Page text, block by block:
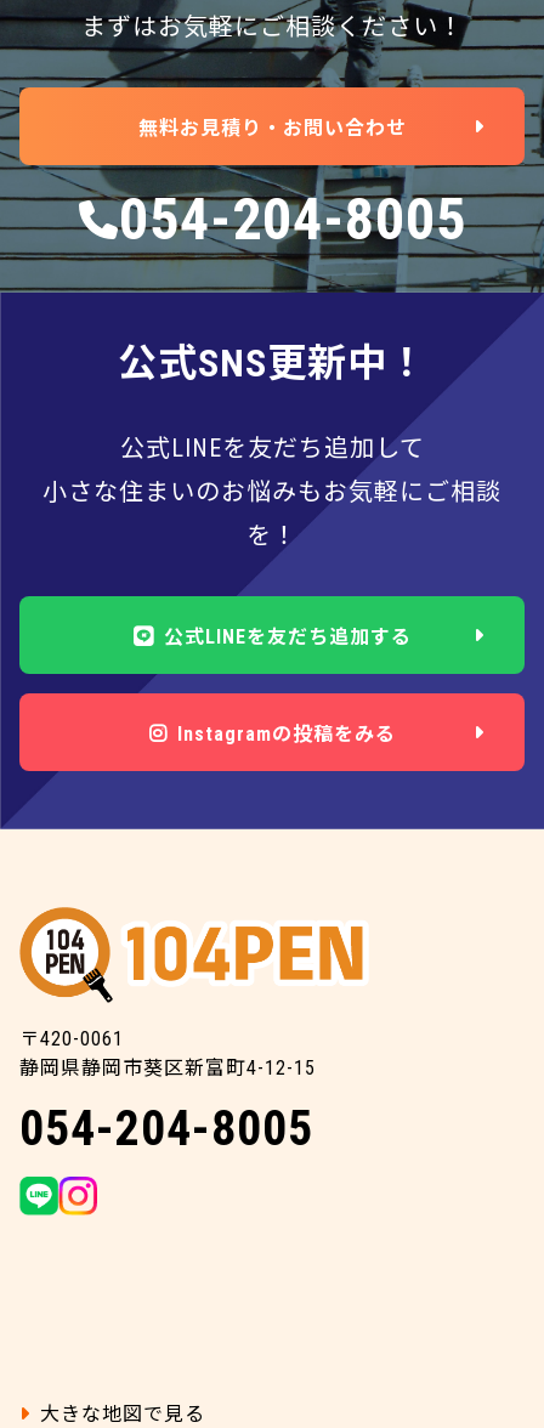
まずはお気軽にご相談ください！
無料お見積り・お問い合わせ
054-204-8005
公式SNS更新中！
公式LINEを友だち追加して
小さな住まいのお悩みもお気軽にご相談
を！
公式LINEを友だち追加する
Instagramの投稿をみる
〒420-0061
静岡県静岡市葵区新富町4-12-15
054-204-8005
大きな地図で見る